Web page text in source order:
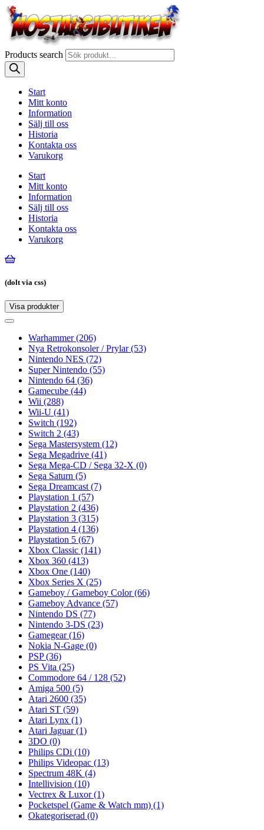
Products search
Start
Mitt konto
Information
Sälj till oss
Historia
Kontakta oss
Varukorg
Start
Mitt konto
Information
Sälj till oss
Historia
Kontakta oss
Varukorg
(dolt via css)
Visa produkter
Toggle
Toggle
navigationWarhammer(206)
Nya Retrokonsoler / Prylar(53)
Nintendo NES (72)
Super Nintendo (55)
Nintendo 64 (36)
Gamecube (44)
Wii (288)
Wii-U (41)
Switch (192)
Switch 2 (43)
Sega Mastersystem (12)
Sega Megadrive (41)
Sega Mega-CD / Sega 32-X (0)
Sega Saturn (5)
Sega Dreamcast (7)
Playstation 1 (57)
Playstation 2 (436)
Playstation 3 (315)
Playstation 4 (136)
Playstation 5 (67)
Xbox Classic (141)
Xbox 360 (413)
Xbox One (140)
Xbox Series X (25)
Gameboy / Gameboy Color(66)
Gameboy Advance (57)
Nintendo DS (77)
Nintendo 3-DS (23)
Gamegear(16)
Nokia N-Gage (0)
PSP(36)
PS Vita (25)
Commodore 64 / 128 (52)
Amiga 500 (5)
Atari 2600 (35)
Atari ST (59)
Atari Lynx (1)
Atari Jaguar(1)
3DO (0)
Philips CDi (10)
Philips Videopac (13)
Spectrum 48K (4)
Intellivision (10)
Vectrex & Luxor(1)
Pocketspel (Game & Watch mm) (1)
Okategoriserad (0)